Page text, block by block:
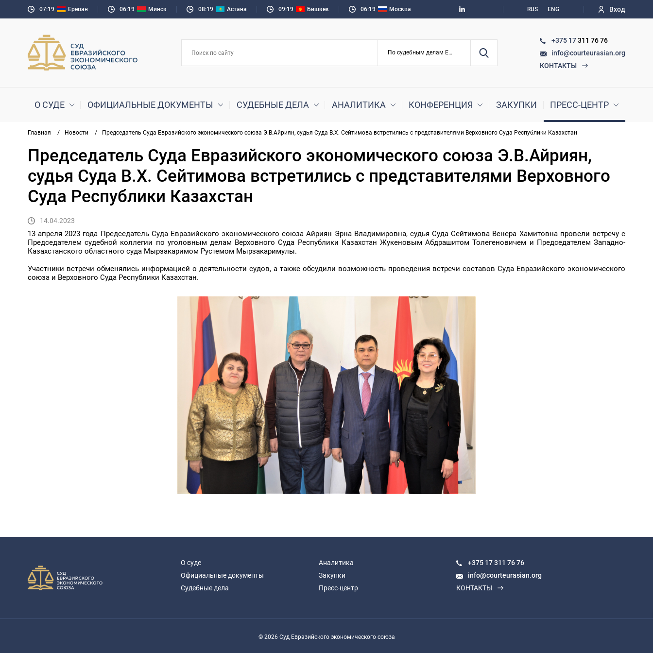
07:19 Ереван 06:19 Минск 08:19 Астана 09:19 Бишкек 06:19 Москва RUS ENG Вход
По судебным делам ЕАЭС
+375 17311 76 76
info@courteurasian.org
КОНТАКТЫ
О СУДЕ ОФИЦИАЛЬНЫЕ ДОКУМЕНТЫ СУДЕБНЫЕ ДЕЛА АНАЛИТИКА КОНФЕРЕНЦИЯ ЗАКУПКИ ПРЕСС-ЦЕНТР
Главная / Новости / Председатель Суда Евразийского экономического союза Э.В.Айриян, судья Суда В.Х. Сейтимова встретились с представителями Верховного Суда Республики Казахстан
Председатель Суда Евразийского экономического союза Э.В.Айриян,
судья Суда В.Х. Сейтимова встретились с представителями Верховного
Суда Республики Казахстан
14.04.2023
13 апреля 2023 года Председатель Суда Евразийского экономического союза Айриян Эрна Владимировна, судья Суда Сейтимова Венера Хамитовна провели встречу с
Председателем судебной коллегии по уголовным делам Верховного Суда Республики Казахстан Жукеновым Абдрашитом Толегеновичем и Председателем Западно-
Казахстанского областного суда Мырзакаримом Рустемом Мырзакаримулы.
Участники встречи обменялись информацией о деятельности судов, а также обсудили возможность проведения встречи составов Суда Евразийского экономического
союза и Верховного Суда Республики Казахстан.
О суде
Официальные документы
Судебные дела
Аналитика
Закупки
Пресс-центр
+375 17311 76 76
info@courteurasian.org
КОНТАКТЫ
© 2026 Суд Евразийского экономического союза